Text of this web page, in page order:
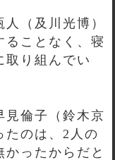
（及川光博）
ることなく、寝
取り組んでい
見倫子（鈴木京
たのは、2人の
ったからだと